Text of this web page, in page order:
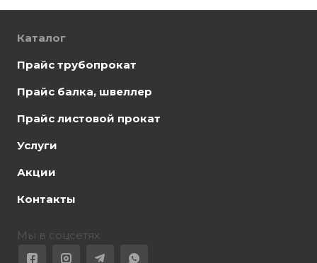
Каталог
Прайс трубопрокат
Прайс балка, швеллер
Прайс листовой прокат
Услуги
Акции
Контакты
Мы в соцсетях